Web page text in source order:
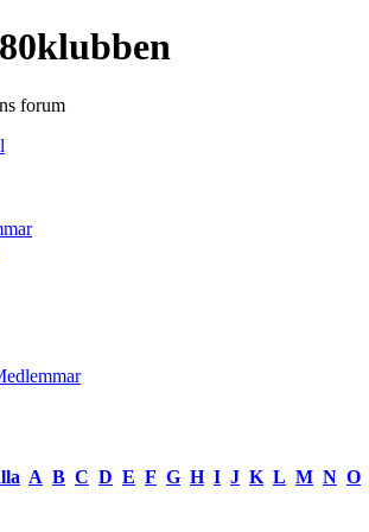
forum
A B C D E F G H I J K L M N O